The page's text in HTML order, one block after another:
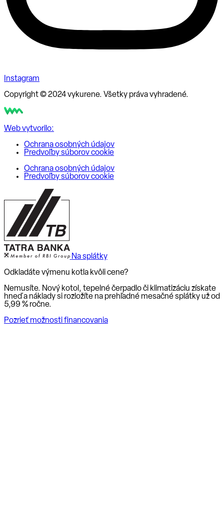
Instagram
Copyright © 2024 vykurene. Všetky práva vyhradené.
Web vytvorilo:
Ochrana osobných údajov
Predvoľby súborov cookie
Ochrana osobných údajov
Predvoľby súborov cookie
Na splátky
Odkladáte výmenu kotla kvôli cene?
Nemusíte. Nový kotol, tepelné čerpadlo či klimatizáciu získate
hneď a náklady si rozložíte na prehľadné mesačné splátky už od
5,99 % ročne.
Pozrieť možnosti financovania